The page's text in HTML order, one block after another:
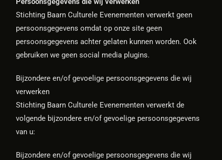
Stichting Baarn Culturele Evenementen verwerkt geen
persoonsgegevens omdat op onze site geen
persoonsgegevens achter gelaten kunnen worden. Ook
gebruiken we geen social media plugins.
Bijzondere en/of gevoelige persoonsgegevens die wij
verwerken
Stichting Baarn Culturele Evenementen verwerkt de
volgende bijzondere en/of gevoelige persoonsgegevens
van u:
Bijzondere en/of gevoelige persoonsgegevens die wij